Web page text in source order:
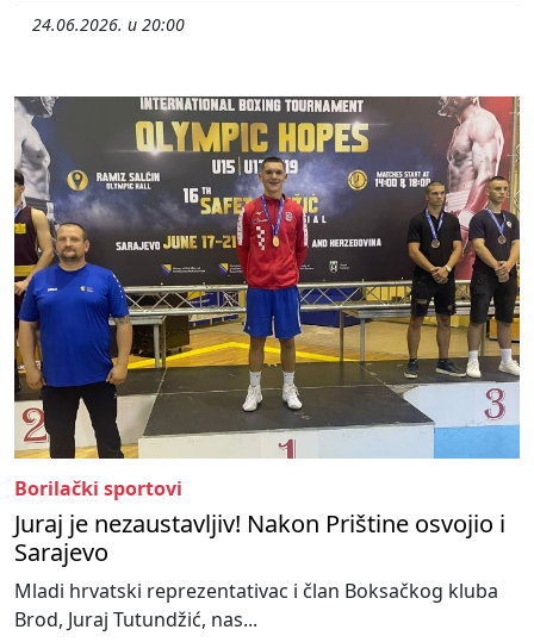
24.06.2026. u 20:00
Borilački sportovi
Juraj je nezaustavljiv! Nakon Prištine osvojio i
Sarajevo
Mladi hrvatski reprezentativac i član Boksačkog kluba
Brod, Juraj Tutundžić, nas...